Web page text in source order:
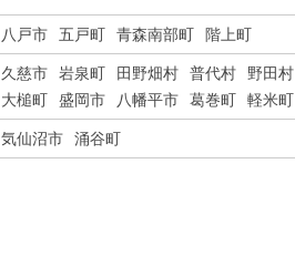
八戸市 五戸町 青森南部町 階上町
久慈市 岩泉町 田野畑村 普代村 野田村
大槌町
盛岡市 八幡平市 葛巻町 軽米町
気仙沼市 涌谷町